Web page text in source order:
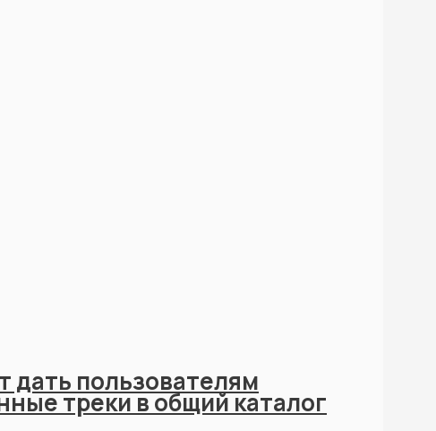
пользователям
треки в общий каталог